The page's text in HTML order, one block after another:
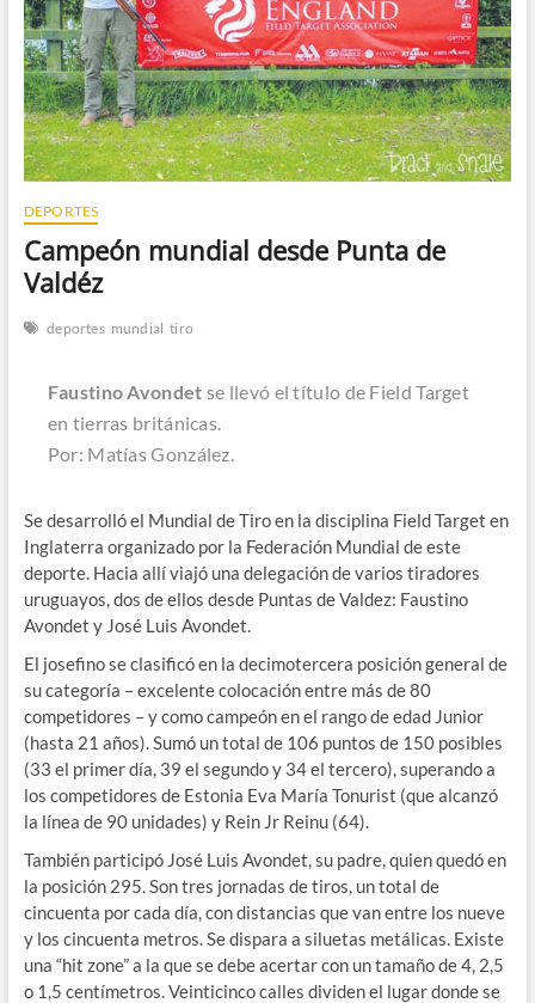
n
DEPORTES
Campeón mundial desde Punta de
Valdéz
deportes mundial tiro
Faustino Avondet se llevó el título de Field Target
en tierras británicas.
Por: Matías González.
Se desarrolló el Mundial de Tiro en la disciplina Field Target en
Inglaterra organizado por la Federación Mundial de este
deporte. Hacia allí viajó una delegación de varios tiradores
uruguayos, dos de ellos desde Puntas de Valdez: Faustino
Avondet y José Luis Avondet.
El josefino se clasificó en la decimotercera posición general de
su categoría – excelente colocación entre más de 80
competidores – y como campeón en el rango de edad Junior
(hasta 21 años). Sumó un total de 106 puntos de 150 posibles
(33 el primer día, 39 el segundo y 34 el tercero), superando a
los competidores de Estonia Eva María Tonurist (que alcanzó
la línea de 90 unidades) y Rein Jr Reinu (64).
También participó José Luis Avondet, su padre, quien quedó en
la posición 295. Son tres jornadas de tiros, un total de
cincuenta por cada día, con distancias que van entre los nueve
y los cincuenta metros. Se dispara a siluetas metálicas. Existe
una “hit zone” a la que se debe acertar con un tamaño de 4, 2,5
o 1,5 centímetros. Veinticinco calles dividen el lugar donde se